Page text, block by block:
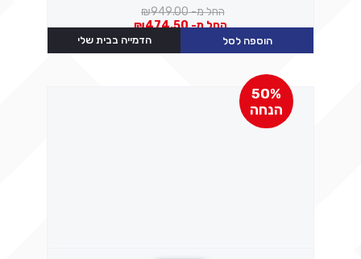
החל מ- ₪949.00
החל מ-
₪474.50
הוספה לסל הדמייה בבית שלי
50%
הנחה